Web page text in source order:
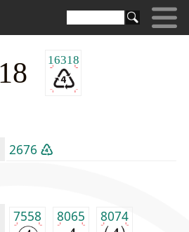
16318
2676 ♶
7558 8065 8074